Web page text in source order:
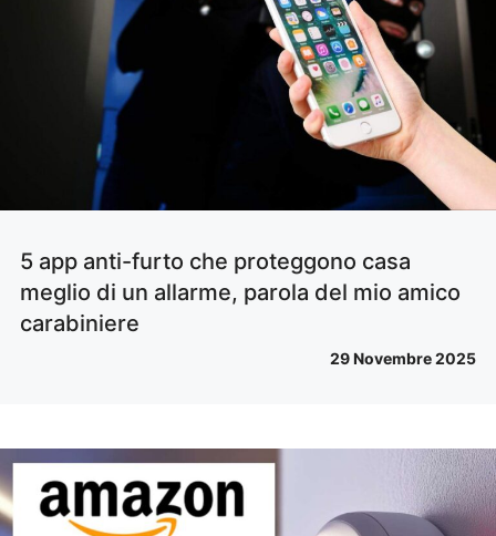
5 app anti-furto che proteggono casa
meglio di un allarme, parola del mio amico
carabiniere
29 Novembre 2025